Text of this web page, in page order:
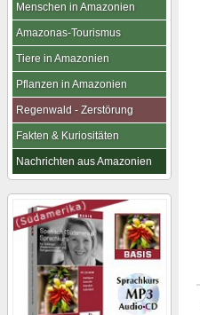
Menschen in Amazonien
Amazonas-Tourismus
Tiere in Amazonien
Pflanzen in Amazonien
Regenwald - Zerstörung
Fakten & Kuriositäten
Nachrichten aus Amazonien